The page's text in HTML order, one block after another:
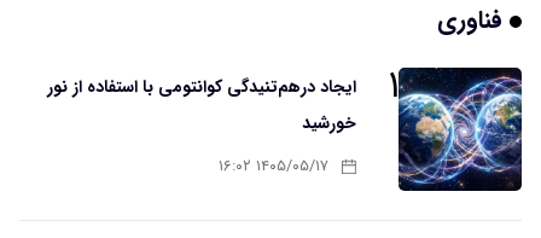
فناوری
۱
ایجاد درهم‌تنیدگی کوانتومی با استفاده از نور
خورشید
۱۴۰۵/۰۵/۱۷ ۱۶:۰۲